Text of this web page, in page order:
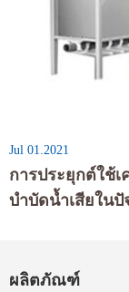
Jul 01.2021
การประยุกต์ใช้
บำบัดน้ำเสียใน
ผลิตภัณฑ์